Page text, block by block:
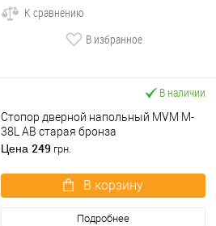
К сравнению
В избранное
В наличии
Стопор дверной напольный MVM M-
38L AB старая бронза
Цена 249 грн.
В корзину
Подробнее